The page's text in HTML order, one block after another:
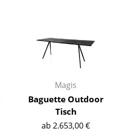
Magis
Baguette Outdoor
Tisch
ab 2.653,00 €